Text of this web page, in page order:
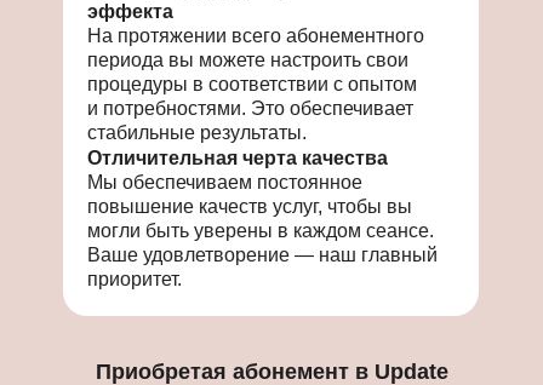
эффекта
На протяжении всего абонементного
периода вы можете настроить свои
процедуры в соответствии с опытом
и потребностями. Это обеспечивает
стабильные результаты.
Отличительная черта качества
Мы обеспечиваем постоянное
повышение качеств услуг, чтобы вы
могли быть уверены в каждом сеансе.
Ваше удовлетворение — наш главный
приоритет.
Приобретая абонемент в Update